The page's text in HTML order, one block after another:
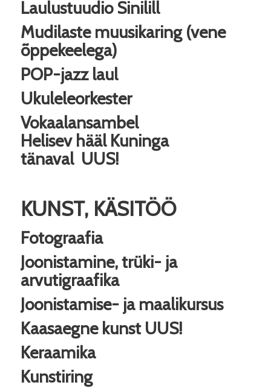
Laulustuudio Sinilill
Mudilaste muusikaring (vene
õppekeelega)
POP-jazz laul
Ukuleleorkester
Vokaalansambel
Helisevhääl Kuninga
tänavalUUS!
KUNST, KÄSITÖÖ
Fotograafia
Joonistamine, trüki- ja
arvutigraafika
Joonistamise- ja maalikursus
Kaasaegne kunst UUS!
Keraamika
Kunstiring